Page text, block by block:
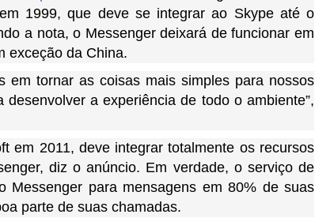
1999, que deve se integrar ao Skype até o
a nota, o Messenger deixará de funcionar em
exceção da China.
em tornar as coisas mais simples para nossos
a experiência de todo o ambiente”,
em 2011, deve integrar totalmente os recursos
diz o anúncio. Em verdade, o serviço de
para mensagens em 80% de suas
parte de suas chamadas.